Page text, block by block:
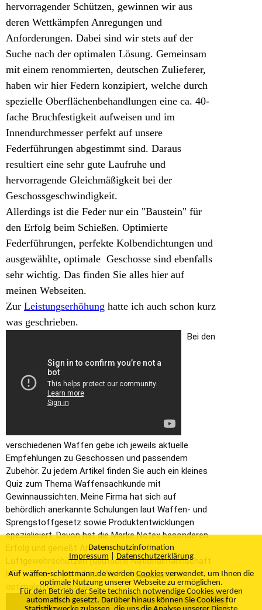
hervorragender Schützen, gewinnen wir aus
deren Wettkämpfen Anregungen und
Anforderungen. Dabei sind wir stets auf der
Suche nach der optimalen Lösung. Gemeinsam
mit einem renommierten, deutschen Zulieferer,
haben wir hier Federn konzipiert, welche durch
spezielle Oberflächenbehandlungen eine ca. 40-
fache Bruchfestigkeit aufweisen und im
Innendurchmesser perfekt auf unsere
Federführungen abgestimmt sind. Daraus
resultiert eine sehr gute Laufruhe und
hervorragende Gleichmäßigkeit bei der
Geschossgeschwindigkeit.
Allerdings ist die Feder nur ein "Baustein" für
den Erfolg beim Schießen. Optimierte
Federführungen, perfekte Kolbendichtungen und
ausgewählte, optimale Geschosse sind ebenfalls
sehr wichtig. Das finden Sie alles hier auf
meinen Webseiten.
Zur Leistungserhöhung hatte ich auch schon kurz
was geschrieben.
Bei den
verschiedenen Waffen gebe ich jeweils aktuelle
Empfehlungen zu Geschossen und passendem
Zubehör. Zu jedem Artikel finden Sie auch ein kleines
Quiz zum Thema Waffensachkunde mit
Gewinnaussichten. Meine Firma hat sich auf
behördlich anerkannte Schulungen laut Waffen- und
Sprengstoffgesetz sowie Produktentwicklungen
spezialisiert. Davon hat die Marke Notex besonderen
Erfolg und genießt Anerkennung bei Top
Luftgewehrschützen (deutsche Nationalmannschaft
HFT). Zu einer perfekten Waffe brauch man die
optimalen Geschosse.
Datenschutzinformation
Impressum| Datenschutzerklärung
Auf waffen-schlottmann.de werdenCookiesverwendet, um Ihnen die
optimale Nutzung unserer Webseite zu ermöglichen.
Für den Betrieb der Seite technisch notwendige Cookies werden
automatisch gesetzt. Darüber hinaus können Sie Cookies für